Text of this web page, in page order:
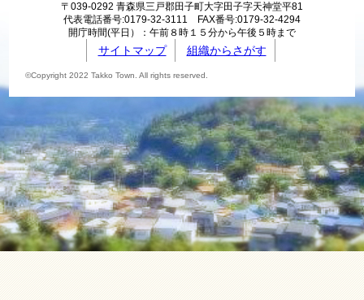
〒039-0292 青森県三戸郡田子町大字田子字天神堂平81
代表電話番号:0179-32-3111 FAX番号:0179-32-4294
開庁時間(平日）：午前８時１５分から午後５時まで
サイトマップ 組織からさがす
©Copyright 2022 Takko Town. All rights reserved.